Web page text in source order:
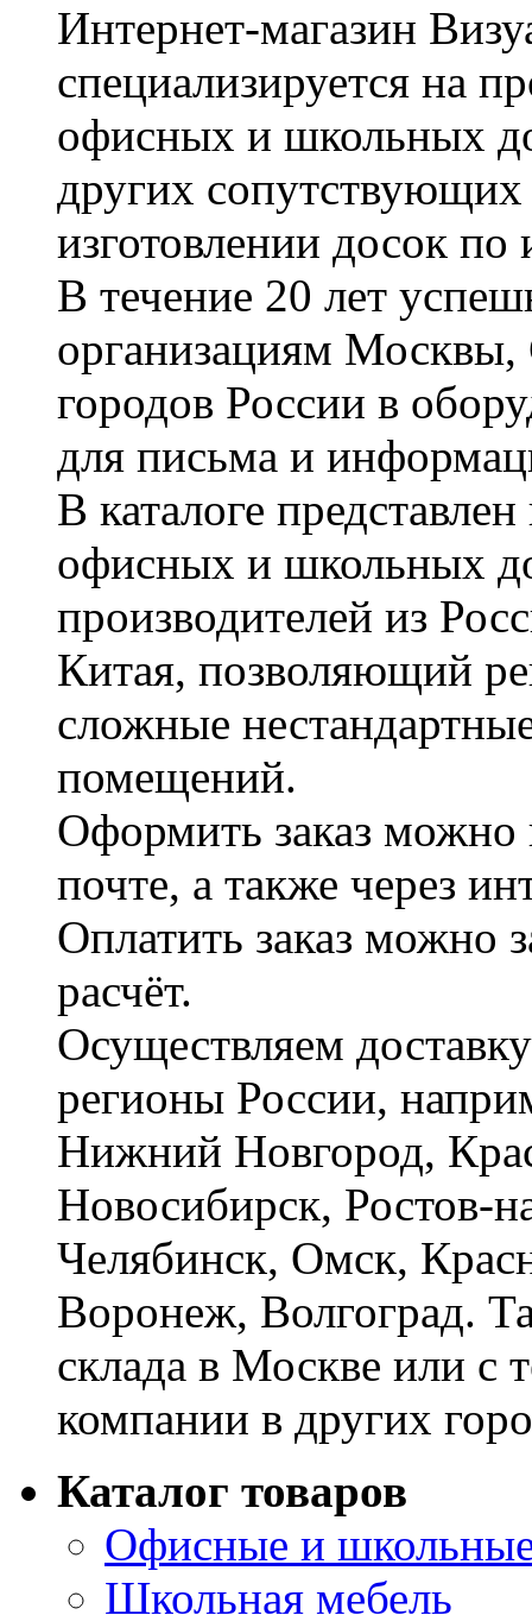
Интернет-магазин
специализируется на
офисных и школьных
других сопутствующих
изготовлении досок по
В течение 20 лет
организациям Москвы,
городов России в
для письма и
В каталоге
офисных и школьных
производителей из
Китая, позволяющий
сложные
помещений.
Оформить заказ можно
почте, а также через
Оплатить заказ можно
расчёт.
Осуществляем
регионы России,
Нижний Новгород,
Новосибирск, Ростов-
Челябинск, Омск,
Воронеж, Волгоград.
склада в Москве или с
компании в других
Каталог товаров
Офисные и
Школьная мебель